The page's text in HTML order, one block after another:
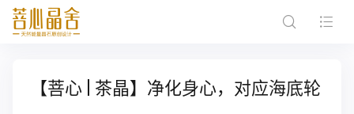
【菩心 | 茶晶】净化身心，对应海底轮